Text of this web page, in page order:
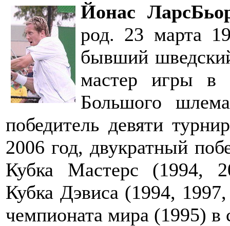
Йонас
род. 23 марта
бывший
мастер игры в
Большого
победитель девяти
2006 год, двукратный
Кубка Мастерс (1994,
Кубка Дэвиса (1994,
чемпионата мира (1995)